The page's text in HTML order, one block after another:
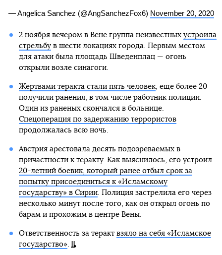
— Angelica Sanchez (@AngSanchezFox6) November 20, 2020
2 ноября вечером в Вене группа неизвестных устроила
стрельбув шести локациях города. Первым местом
для атаки была площадь Шведенплац — огонь
открыли возле синагоги.
Жертвами теракта стали пять человек, еще более 20
получили ранения, в том числе работник полиции.
Один из раненых скончался в больнице.
Спецоперация по задержанию террористов
продолжалась всю ночь.
Австрия арестовала десять подозреваемых в
причастности к теракту. Как выяснилось, его устроил
20-летний боевик, который ранее отбыл срок за
попытку присоединиться к «Исламскому
государству» в Сирии. Полиция застрелила его через
несколько минут после того, как он открыл огонь по
барам и прохожим в центре Вены.
Ответственность за теракт взяло на себя «Исламское
государство».